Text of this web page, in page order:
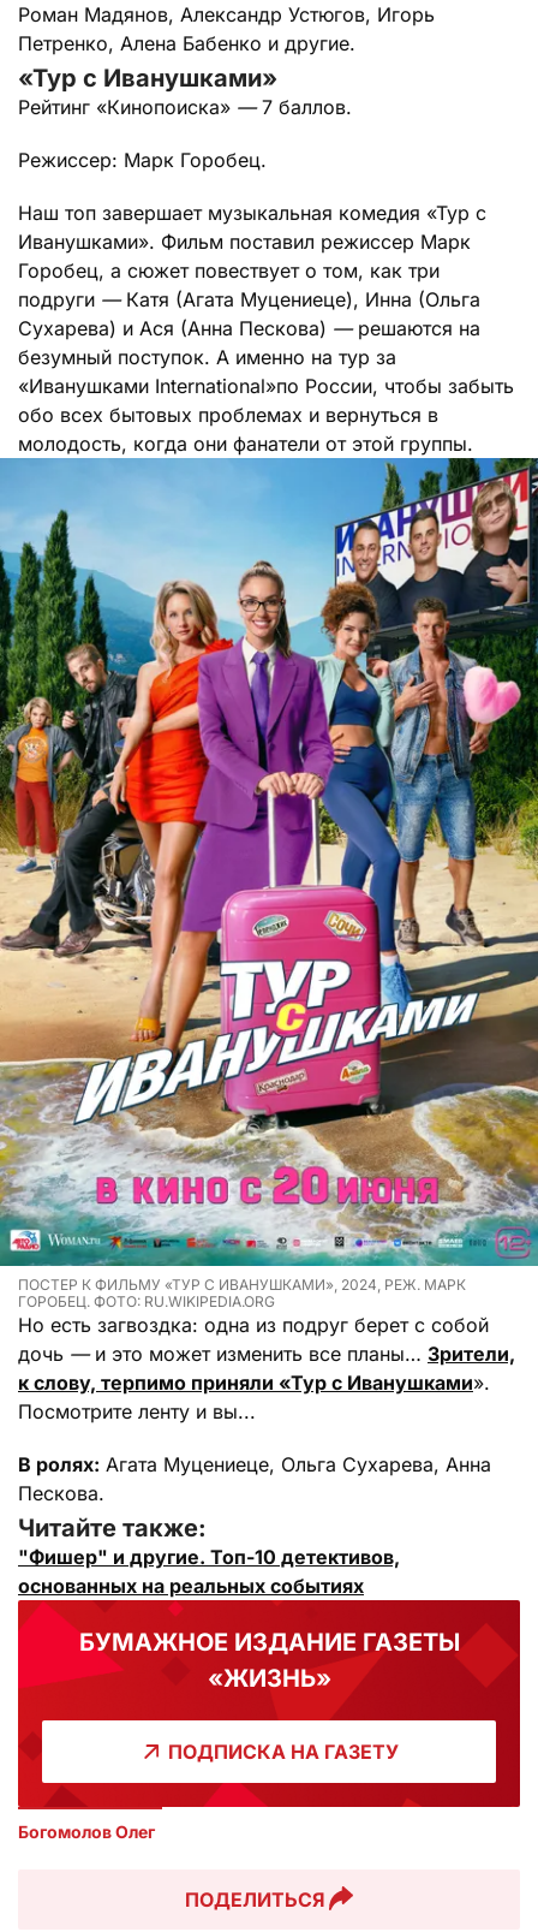
Роман Мадянов, Александр Устюгов, Игорь
Петренко, Алена Бабенко и другие.
«Тур с Иванушками»
Рейтинг «Кинопоиска» —7 баллов.
Режиссер: Марк Горобец.
Наш топ завершает музыкальная комедия «Тур с
Иванушками». Фильм поставил режиссер Марк
Горобец, а сюжет повествует о том, как три
подруги —Катя (Агата Муцениеце), Инна (Ольга
Сухарева) и Ася (Анна Пескова) —решаются на
безумный поступок. А именно на тур за
«Иванушками International»по России, чтобы забыть
обо всех бытовых проблемах и вернуться в
молодость, когда они фанатели от этой группы.
ПОСТЕР К ФИЛЬМУ «ТУР С ИВАНУШКАМИ», 2024, РЕЖ. МАРК
ГОРОБЕЦ. ФОТО: RU.WIKIPEDIA.ORG
Но есть загвоздка: одна из подруг берет с собой
дочь —и это может изменить все планы… Зрители,
к слову, терпимо приняли «Тур с Иванушками».
Посмотрите ленту и вы...
В ролях: Агата Муцениеце, Ольга Сухарева, Анна
Пескова.
Читайте также:
"Фишер" и другие. Топ-10 детективов,
основанных на реальных событиях
БУМАЖНОЕ ИЗДАНИЕ ГАЗЕТЫ
«ЖИЗНЬ»
ПОДПИСКА НА ГАЗЕТУ
Богомолов Олег
ПОДЕЛИТЬСЯ